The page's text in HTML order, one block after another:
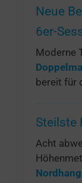
Neue
6er-
Moderne
bereit für
Steilste
Acht